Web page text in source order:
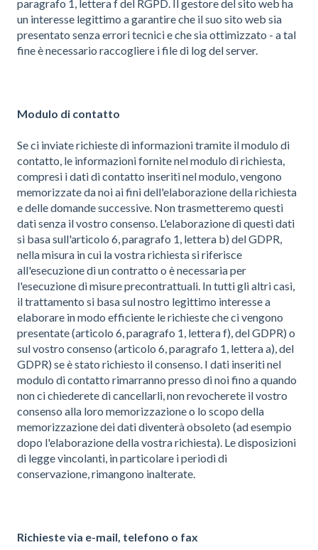
paragrafo 1, lettera f del RGPD. Il gestore del sito web ha
un interesse legittimo a garantire che il suo sito web sia
presentato senza errori tecnici e che sia ottimizzato - a tal
fine è necessario raccogliere i file di log del server.
Modulo di contatto
Se ci inviate richieste di informazioni tramite il modulo di
contatto, le informazioni fornite nel modulo di richiesta,
compresi i dati di contatto inseriti nel modulo, vengono
memorizzate da noi ai fini dell'elaborazione della richiesta
e delle domande successive. Non trasmetteremo questi
dati senza il vostro consenso. L'elaborazione di questi dati
si basa sull'articolo 6, paragrafo 1, lettera b) del GDPR,
nella misura in cui la vostra richiesta si riferisce
all'esecuzione di un contratto o è necessaria per
l'esecuzione di misure precontrattuali. In tutti gli altri casi,
il trattamento si basa sul nostro legittimo interesse a
elaborare in modo efficiente le richieste che ci vengono
presentate (articolo 6, paragrafo 1, lettera f), del GDPR) o
sul vostro consenso (articolo 6, paragrafo 1, lettera a), del
GDPR) se è stato richiesto il consenso. I dati inseriti nel
modulo di contatto rimarranno presso di noi fino a quando
non ci chiederete di cancellarli, non revocherete il vostro
consenso alla loro memorizzazione o lo scopo della
memorizzazione dei dati diventerà obsoleto (ad esempio
dopo l'elaborazione della vostra richiesta). Le disposizioni
di legge vincolanti, in particolare i periodi di
conservazione, rimangono inalterate.
Richieste via e-mail, telefono o fax